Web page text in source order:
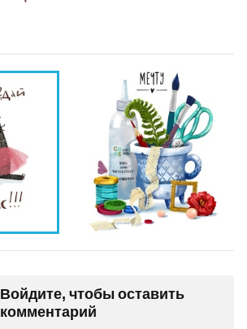
Войдите, чтобы оставить
комментарий